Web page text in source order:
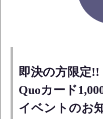
即決の方限定
Quoカード
イベントのお